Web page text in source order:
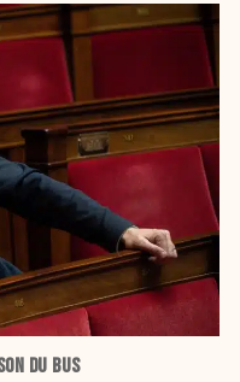
DU BUS